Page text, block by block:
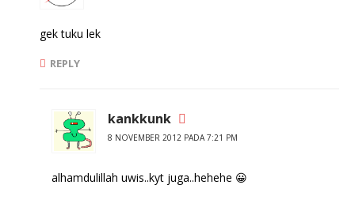
gek tuku lek
REPLY
kankkunk
8 NOVEMBER 2012 PADA 7:21 PM
alhamdulillah uwis..kyt juga..hehehe 😀